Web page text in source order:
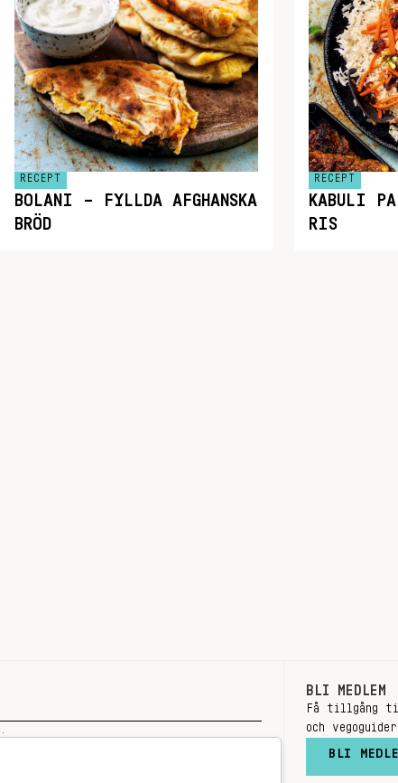
RECEPT
BOLANI – FYLLDA AFGHANSKA
BRÖD
RECEPT
KABULI
RIS
BLI MEDLEM
Få tillgång
och
BLI